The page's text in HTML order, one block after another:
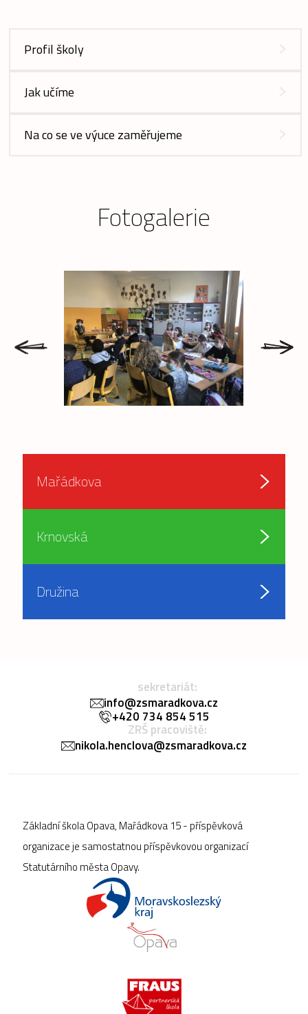
Profil školy
Jak učíme
Na co se ve výuce zaměřujeme
Fotogalerie
Mařádkova
Krnovská
Družina
sekretariát:
info@zsmaradkova.cz
+420 734 854 515
ZRŠ pracoviště:
nikola.henclova@zsmaradkova.cz
Základní škola Opava, Mařádkova 15 - příspěvková
organizace je samostatnou příspěvkovou organizací
Statutárního města Opavy.